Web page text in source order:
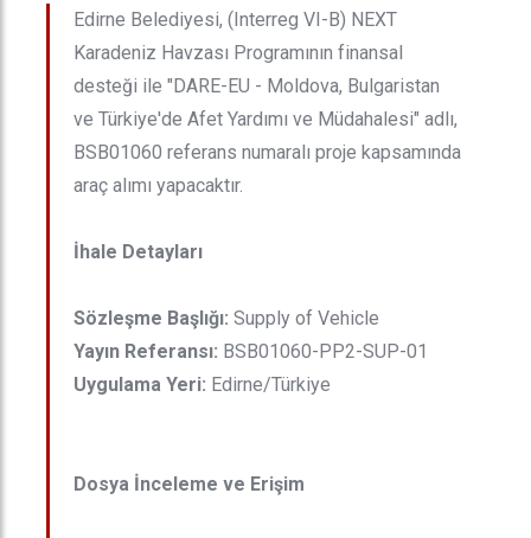
Edirne Belediyesi, (Interreg VI-B) NEXT
Karadeniz Havzası Programının finansal
desteği ile "DARE-EU - Moldova, Bulgaristan
ve Türkiye'de Afet Yardımı ve Müdahalesi" adlı,
BSB01060 referans numaralı proje kapsamında
araç alımı yapacaktır.
İhale Detayları
Sözleşme Başlığı: Supply of Vehicle
Yayın Referansı: BSB01060-PP2-SUP-01
Uygulama Yeri: Edirne/Türkiye
Dosya İnceleme ve Erişim